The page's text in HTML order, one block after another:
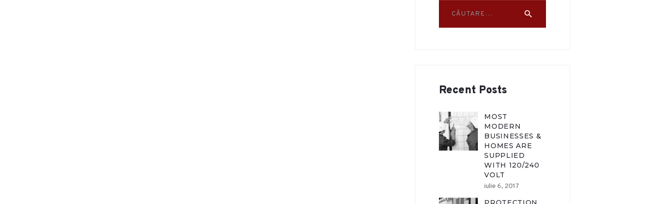
Recent Posts
MOST
MODERN
BUSINESSES &
HOMES ARE
SUPPLIED
WITH 120/240
VOLT
iulie 6, 2017